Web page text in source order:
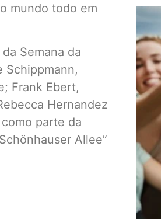
mundo todo em
Semana da
Schippmann,
Frank Ebert,
Hernandez
parte da
Allee”